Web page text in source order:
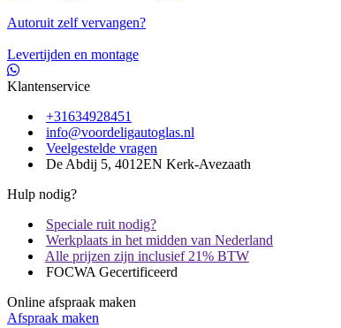
Autoruit zelf vervangen?
Levertijden en montage
Klantenservice
+31634928451
info@voordeligautoglas.nl
Veelgestelde vragen
De Abdij 5, 4012EN Kerk-Avezaath
Hulp nodig?
Speciale ruit nodig?
Werkplaats in het midden van Nederland
Alle prijzen zijn inclusief 21% BTW
FOCWA Gecertificeerd
Online afspraak maken
Afspraak maken